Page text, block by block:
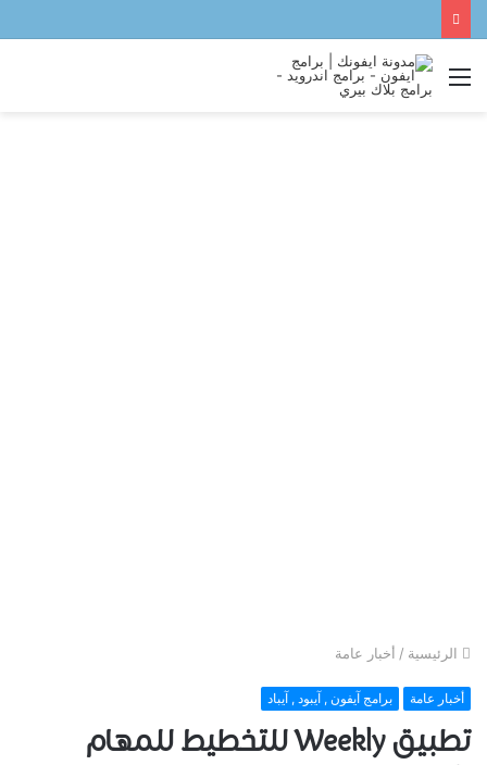
القائمة
الرئيسية / أخبار عامة
أخبار عامة برامج آيفون , آيبود , آيباد
تطبيق Weekly للتخطيط للمهام